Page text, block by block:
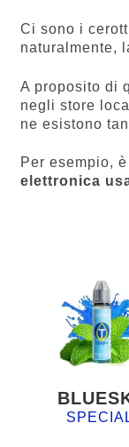
Ci sono i
naturalmente,
A proposito di
negli store
ne esistono
Per esempio,
elettronica